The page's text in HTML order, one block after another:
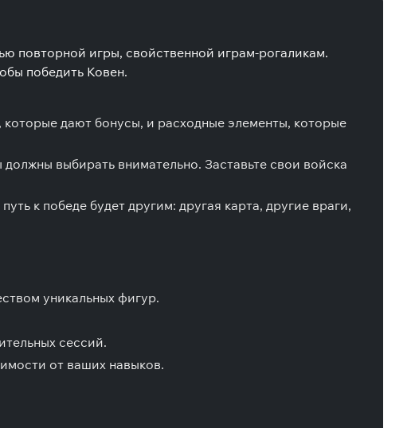
повторной игры, свойственной играм-рогаликам.
победить Ковен.
дают бонусы, и расходные элементы, которые
выбирать внимательно. Заставьте свои войска
к победе будет другим: другая карта, другие враги,
уникальных фигур.
сессий.
от ваших навыков.